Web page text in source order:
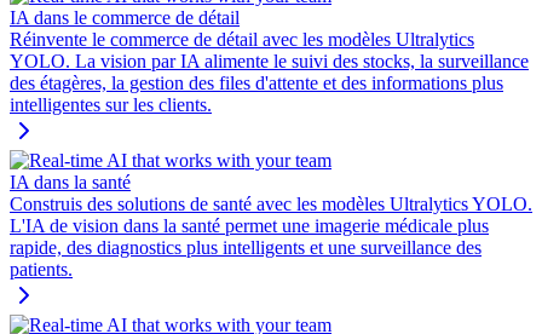
IA dans le commerce de détail
Réinvente le commerce de détail avec les modèles Ultralytics
YOLO. La vision par IA alimente le suivi des stocks, la surveillance
des étagères, la gestion des files d'attente et des informations plus
intelligentes sur les clients.
IA dans la santé
Construis des solutions de santé avec les modèles Ultralytics YOLO.
L'IA de vision dans la santé permet une imagerie médicale plus
rapide, des diagnostics plus intelligents et une surveillance des
patients.